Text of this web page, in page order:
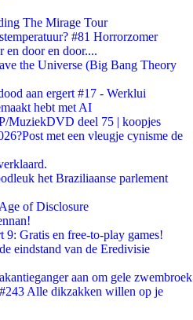
The Mirage Tour
#81 Horrorzomer
en door en door....
the Universe (Big Bang Theory
aan ergert #17 - Werklui
hebt met AI
MuziekDVD deel 75 | koopjes
met een vleugje cynisme de
het Braziliaanse parlement
of Disclosure
9: Gratis en free-to-play games!
eindstand van de Eredivisie
aan om gele zwembroek
Alle dikzakken willen op je